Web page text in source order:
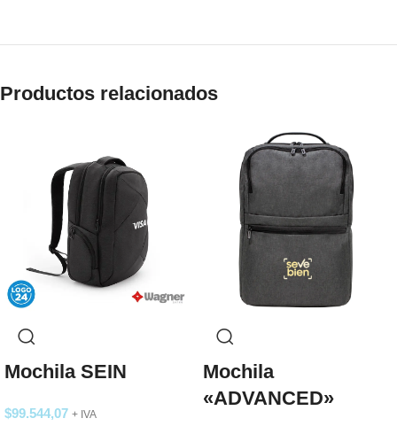
Productos relacionados
Mochila SEIN
$99.544,07 + IVA
Mochila
«ADVANCED»